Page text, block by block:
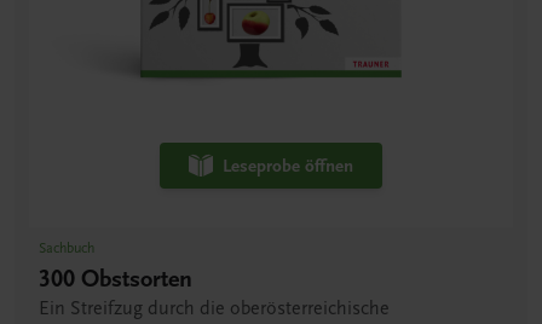
Leseprobe öffnen
Sachbuch
300 Obstsorten
Ein Streifzug durch die oberösterreichische